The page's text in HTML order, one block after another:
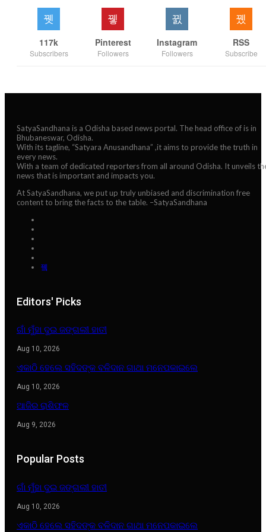
117k
Subscribers
Pinterest
Followers
Instagram
Followers
RSS
Subscribe
SatyaSandhana is a Odisha based news portal. The head office of is in
Bhubaneswar, Odisha.
With its tagline, “Satyara Anusandhana” ,it aims to provide the truth in
every news.
With a team of dedicated reporters from all around Odisha. It unveils
news that is important and impacts you.
At SatyaSandhana, we put up truly unbiased and discrimination free
content to bring the facts to the table. –SatyaSandhana
Editors' Picks
ଗାଁ ମୁଁହା ଦୁଇ ଜଙ୍ଗଲୀ ହାତୀ
Aug 10, 2026
ଏକାଠି ହେଲେ ସହିଦଙ୍କ ବଳିଦାନ ଗାଥା ମନେପକାଇଲେ
Aug 10, 2026
ଆଜିର ରାଶିଫଳ
Aug 9, 2026
Popular Posts
ଗାଁ ମୁଁହା ଦୁଇ ଜଙ୍ଗଲୀ ହାତୀ
Aug 10, 2026
ଏକାଠି ହେଲେ ସହିଦଙ୍କ ବଳିଦାନ ଗାଥା ମନେପକାଇଲେ